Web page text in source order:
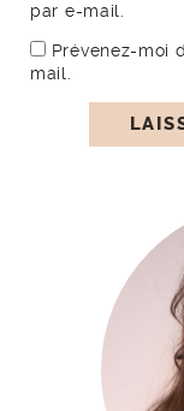
par e-mail.
Prévenez-moi
mail.